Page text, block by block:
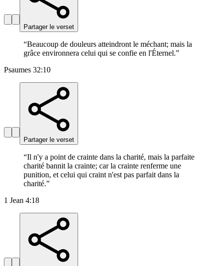
Partager le verset
“Beaucoup de douleurs atteindront le méchant; mais la
grâce environnera celui qui se confie en l'Éternel.”
Psaumes 32:10
Partager le verset
“Il n'y a point de crainte dans la charité, mais la parfaite
charité bannit la crainte; car la crainte renferme une
punition, et celui qui craint n'est pas parfait dans la
charité.”
1 Jean 4:18